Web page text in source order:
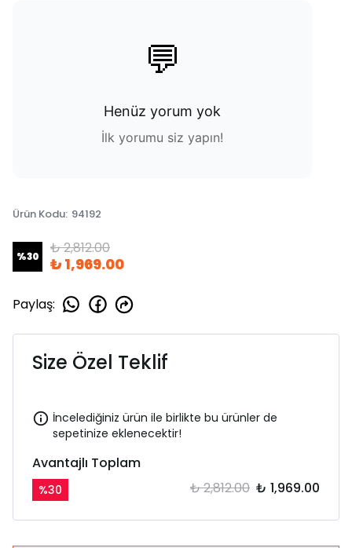
💬
Henüz yorum yok
İlk yorumu siz yapın!
Ürün Kodu: 94192
%30 ₺ 2,812.00
₺ 1,969.00
Paylaş:
Size Özel Teklif
İncelediğiniz ürün ile birlikte bu ürünler de
sepetinize eklenecektir!
Avantajlı Toplam
%30 ₺ 2,812.00 ₺ 1,969.00